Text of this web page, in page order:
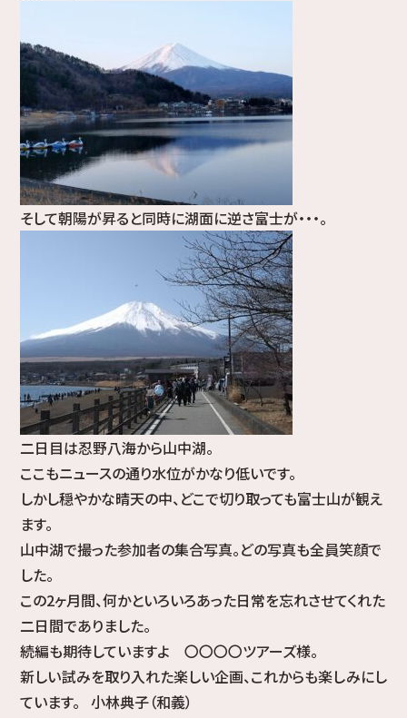
そして朝陽が昇ると同時に湖面に逆さ富士が・・・。
二日目は忍野八海から山中湖。
ここもニュースの通り水位がかなり低いです。
しかし穏やかな晴天の中、どこで切り取っても富士山が観え
ます。
山中湖で撮った参加者の集合写真。どの写真も全員笑顔で
した。
この2ヶ月間、何かといろいろあった日常を忘れさせてくれた
二日間でありました。
続編も期待していますよ 〇〇〇〇ツアーズ様。
新しい試みを取り入れた楽しい企画、これからも楽しみにし
ています。 小林典子（和義）